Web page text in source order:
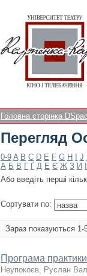
Перегляд
Головна сторінка
Перегляд
0-9 A B C D E F G H J
А Б В Г Ґ Д Е Є Ж З И
Або введіть перші
Сортувати по:
Зараз показуються 1-
Програма
Неупокоєв, Руслан